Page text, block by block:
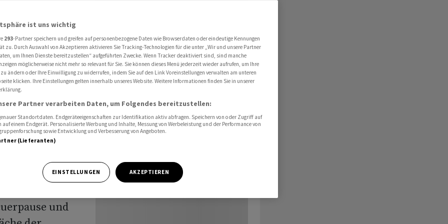
Nacht im Überblick
- Die
wochenlangem
Fortschritte
und
ist uns wichtig
293-Partner speichern und greifen auf personenbezogene Daten wie Browserdaten oder eindeutige Kennungen
zu. Durch Auswahl von Akzeptieren aktivieren Sie Tracking-Technologien für die unter „Wir und unsere Partner
um Ihnen Dienste bereitzustellen“ aufgeführten Zwecke. Wenn Tracker deaktiviert sind, sind manche
möglicherweise nicht mehr so relevant für Sie. Sie können dieses Menü jederzeit wieder aufrufen, um Ihre
ändern oder Ihre Einwilligung zu widerrufen, indem Sie auf den Link Voreinstellungen verwalten am unteren
klicken. Ihre Einstellungen gelten innerhalb unseres Website. Weitere Informationen finden Sie in unserer
Partner verarbeiten Daten, um Folgendes bereitzustellen:
Standortdaten. Endgeräteeigenschaften zur Identifikation aktiv abfragen. Speichern von oder Zugriff auf
einem Endgerät. Personalisierte Werbung und Inhalte, Messung von Werbeleistung und der Performance von
sowie Entwicklung und Verbesserung von Angeboten.
(Lieferanten)
EINSTELLUNGEN AKZEPTIEREN